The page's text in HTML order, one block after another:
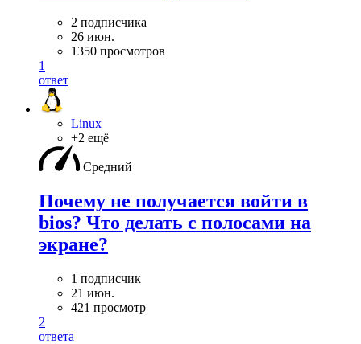
2 подписчика
26 июн.
1350 просмотров
1
ответ
Linux
+2 ещё
Средний
Почему не получается войти в
bios? Что делать с полосами на
экране?
1 подписчик
21 июн.
421 просмотр
2
ответа